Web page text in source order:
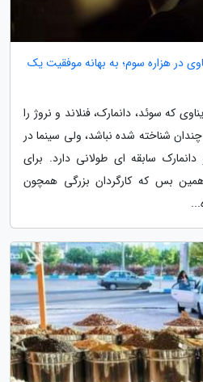
در هزاره سوم؛ به بهانه موفقیت یک
که سوئد، دانمارک، فنلاند و نروژ را
شناخته شده نباشد، ولی سینما در
سابقه ای طولانی دارد. برای
بس که کارگردان بزرگی همچون